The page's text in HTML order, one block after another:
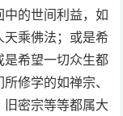
的世间利益，如
乘佛法；或是希
希望一切众生都
修学的如禅宗、
密宗等等都属大